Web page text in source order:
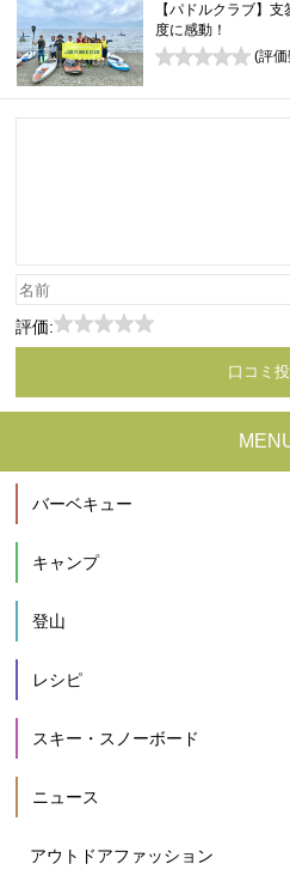
【パドルクラブ】
度に感動！
(評価
評価:
バーベキュー
キャンプ
登山
レシピ
スキー・スノーボード
ニュース
アウトドアファッション